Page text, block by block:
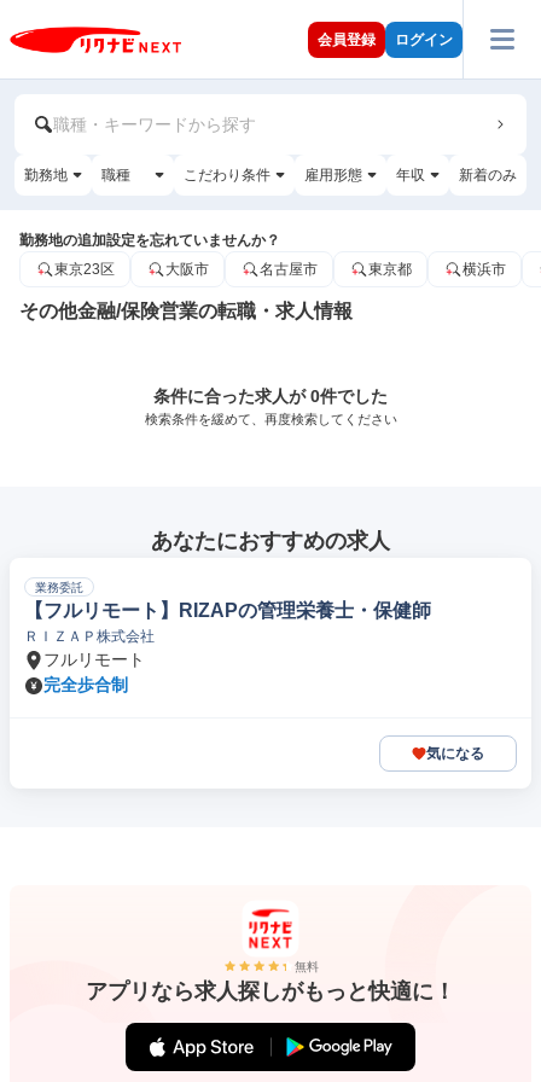
会員登録 ログイン
職種・キーワードから探す
勤務地 職種 こだわり条件 雇用形態 年収 新着のみ
勤務地の追加設定を忘れていませんか？
東京23区
大阪市 名古屋市 東京都 横浜市
その他金融/保険営業の転職・求人情報
条件に合った求人が 0件でした
検索条件を緩めて、再度検索してください
あなたにおすすめの求人
業務委託
【フルリモート】RIZAPの管理栄養士・保健師
ＲＩＺＡＰ株式会社
フルリモート
完全歩合制
気になる
無料
アプリなら求人探しがもっと快適に！